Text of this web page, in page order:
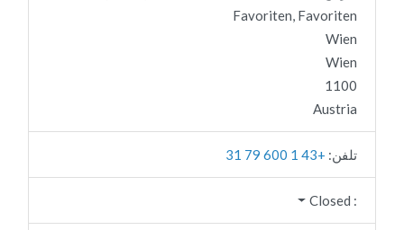
Favoriten, Favoriten
Wien
Wien
1100
Austria
تلفن: +43 1 600 79 31
:
Closed